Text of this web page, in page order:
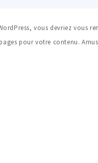
vous devriez vous
pour votre contenu.